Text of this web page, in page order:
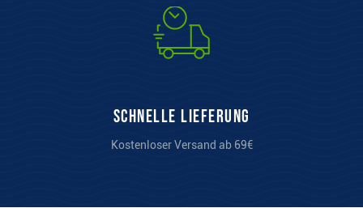
Schnelle Lieferung
Kostenloser Versand ab 69€